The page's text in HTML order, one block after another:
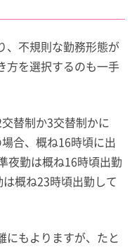
、不規則な勤務形態が
方を選択するのも一手
替制か3交替制かに
合、概ね16時頃に出
夜勤は概ね16時頃出勤
概ね23時頃出勤して
にもよりますが、たと